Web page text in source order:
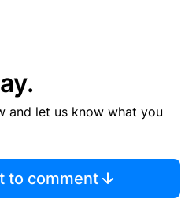
and let us know what you
to comment